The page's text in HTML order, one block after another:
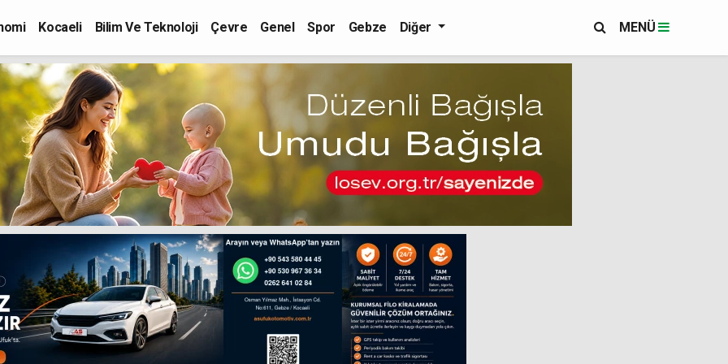
Kocaeli Bilim Ve Teknoloji Çevre Genel Spor Gebze Diğer MENÜ